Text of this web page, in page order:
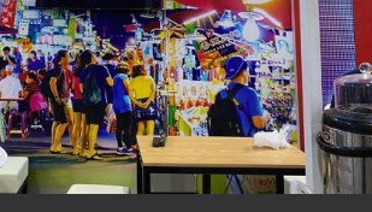
農曆春節談話
貿易協議完成簽署達成6大目標、創5大歷史
破 總統強調將以3大面向加速臺灣經濟轉型
籲請立院全力支持並盡速通過
簽署「對等貿易協定」確立對等關稅15%且不
我輸美2072項產品豁免對等關稅
接受「法新社」（AFP）專訪內容
部長林佳龍於《外交事務》撰文指出：自由